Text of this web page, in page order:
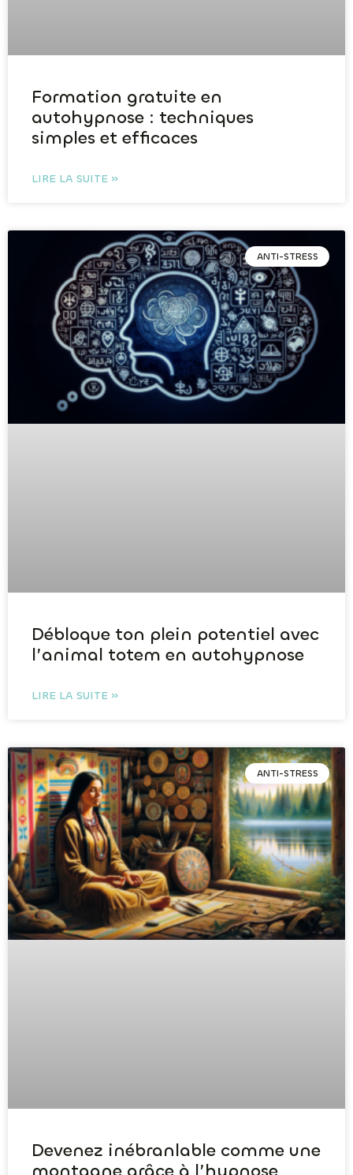
Formation gratuite en
autohypnose : techniques
simples et efficaces
LIRE LA SUITE »
ANTI-STRESS
Débloque ton plein potentiel avec
l’animal totem en autohypnose
LIRE LA SUITE »
ANTI-STRESS
Devenez inébranlable comme une